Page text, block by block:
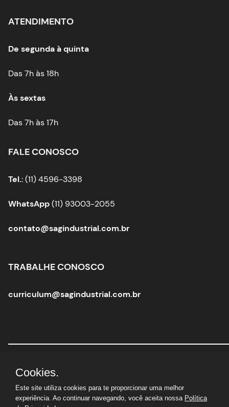
ATENDIMENTO
De segunda à quinta
Das 7h às 18h
Às sextas
Das 7h às 17h
FALE CONOSCO
Tel.: (11) 4596-3398
WhatsApp(11) 93003-2055
contato@sagindustrial.com.br
TRABALHE CONOSCO
curriculum@sagindustrial.com.br
Sag Industrial Solutions Group
29 |© Todos os direitos reservados
Cookies.
Este site utiliza cookies para te proporcionar uma melhor
experiência. Ao continuar navegando, você aceita nossa Política